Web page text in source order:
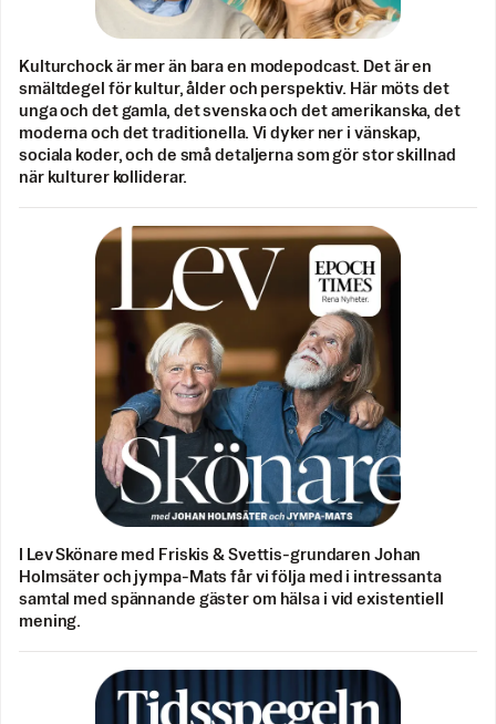
Kulturchock är mer än bara en modepodcast. Det är en
smältdegel för kultur, ålder och perspektiv. Här möts det
unga och det gamla, det svenska och det amerikanska, det
moderna och det traditionella. Vi dyker ner i vänskap,
sociala koder, och de små detaljerna som gör stor skillnad
när kulturer kolliderar.
I Lev Skönare med Friskis & Svettis-grundaren Johan
Holmsäter och jympa-Mats får vi följa med i intressanta
samtal med spännande gäster om hälsa i vid existentiell
mening.